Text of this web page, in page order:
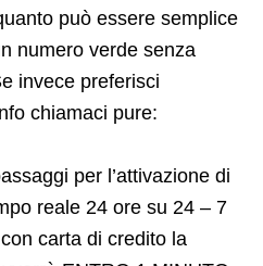
può essere semplice
numero verde senza
invece preferisci
chiamaci pure:
per l’attivazione di
reale 24 ore su 24 – 7
carta di credito la